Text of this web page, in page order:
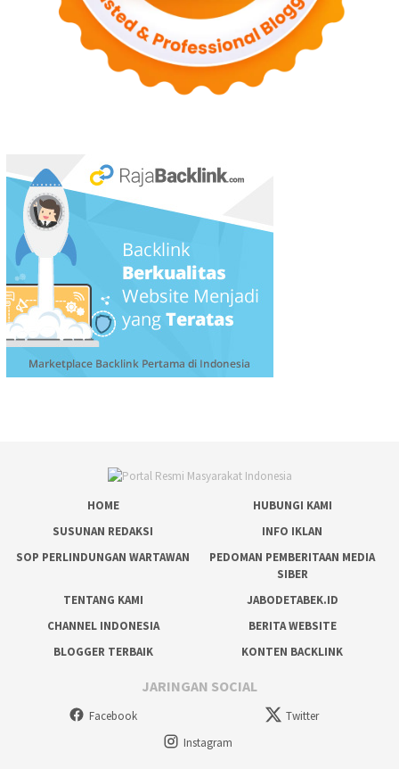
HOME
HUBUNGI KAMI
SUSUNAN REDAKSI
INFO IKLAN
SOP PERLINDUNGAN WARTAWAN
PEDOMAN PEMBERITAAN MEDIA
SIBER
TENTANG KAMI
JABODETABEK.ID
CHANNEL INDONESIA
BERITA WEBSITE
BLOGGER TERBAIK
KONTEN BACKLINK
JARINGAN SOCIAL
Facebook
Twitter
Instagram